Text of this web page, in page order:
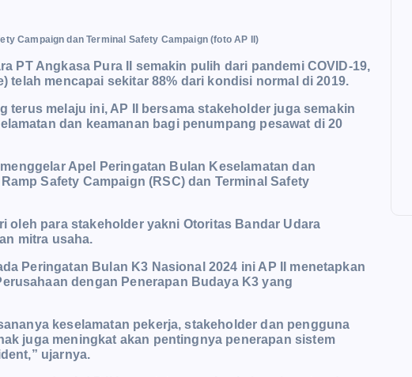
Campaign dan Terminal Safety Campaign (foto AP II)
PT Angkasa Pura II semakin pulih dari pandemi COVID-19,
telah mencapai sekitar 88% dari kondisi normal di 2019.
melaju ini, AP II bersama stakeholder juga semakin
dan keamanan bagi penumpang pesawat di 20
Apel Peringatan Bulan Keselamatan dan
Safety Campaign (RSC) dan Terminal Safety
oleh para stakeholder yakni Otoritas Bandar Udara
mitra usaha.
Peringatan Bulan K3 Nasional 2024 ini AP II menetapkan
dengan Penerapan Budaya K3 yang
keselamatan pekerja, stakeholder dan pengguna
juga meningkat akan pentingnya penerapan sistem
ujarnya.